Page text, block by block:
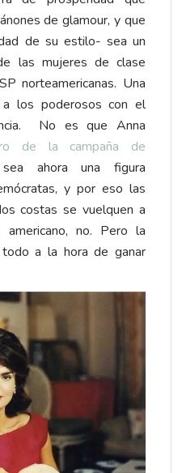
de glamour, y que
de su estilo- sea un
las mujeres de clase
norteamericanas. Una
a los poderosos con el
No es que Anna
de la campaña de
ahora una figura
y por eso las
costas se vuelquen a
no. Pero la
a la hora de ganar